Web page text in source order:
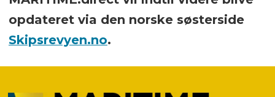
opdateret via den norske søsterside
Skipsrevyen.no.